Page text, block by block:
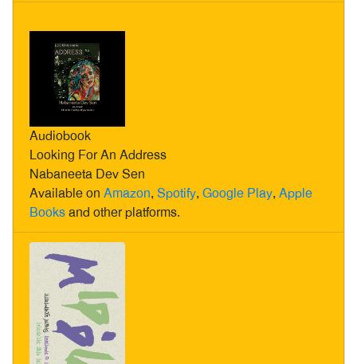
Audiobook
Looking For An Address
Nabaneeta Dev Sen
Available on Amazon, Spotify, Google Play, Apple
Booksand other platforms.